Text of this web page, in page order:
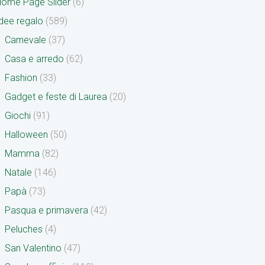
regalo (589)
Carnevale (37)
Casa e arredo (62)
Fashion (33)
Gadget e feste di Laurea (20)
Giochi (91)
Halloween (50)
Mamma (82)
Natale (146)
Papà (73)
Pasqua e primavera (42)
Peluches (4)
San Valentino (47)